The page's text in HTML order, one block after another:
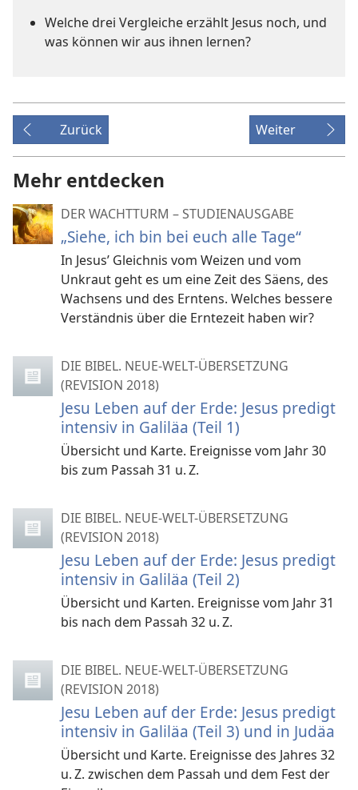
Welche drei Vergleiche erzählt Jesus noch, und
was können wir aus ihnen lernen?
Zurück Weiter
Mehr entdecken
DER WACHTTURM – STUDIENAUSGABE
„Siehe, ich bin bei euch alle Tage“
In Jesus’ Gleichnis vom Weizen und vom
Unkraut geht es um eine Zeit des Säens, des
Wachsens und des Erntens. Welches bessere
Verständnis über die Erntezeit haben wir?
DIE BIBEL. NEUE-WELT-ÜBERSETZUNG
(REVISION 2018)
Jesu Leben auf der Erde: Jesus predigt
intensiv in Galiläa (Teil 1)
Übersicht und Karte. Ereignisse vom Jahr 30
bis zum Passah 31 u. Z.
DIE BIBEL. NEUE-WELT-ÜBERSETZUNG
(REVISION 2018)
Jesu Leben auf der Erde: Jesus predigt
intensiv in Galiläa (Teil 2)
Übersicht und Karten. Ereignisse vom Jahr 31
bis nach dem Passah 32 u. Z.
DIE BIBEL. NEUE-WELT-ÜBERSETZUNG
(REVISION 2018)
Jesu Leben auf der Erde: Jesus predigt
intensiv in Galiläa (Teil 3) und in Judäa
Übersicht und Karte. Ereignisse des Jahres 32
u. Z. zwischen dem Passah und dem Fest der